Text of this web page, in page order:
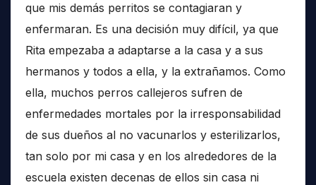
que mis demás perritos se contagiaran y
enfermaran. Es una decisión muy difícil, ya que
Rita empezaba a adaptarse a la casa y a sus
hermanos y todos a ella, y la extrañamos. Como
ella, muchos perros callejeros sufren de
enfermedades mortales por la irresponsabilidad
de sus dueños al no vacunarlos y esterilizarlos,
tan solo por mi casa y en los alrededores de la
escuela existen decenas de ellos sin casa ni